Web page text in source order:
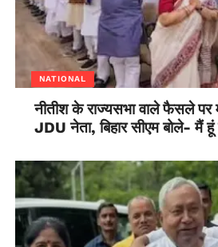
NATIONAL
नीतीश के राज्यसभा वाले फैसले पर
JDU नेता, बिहार सीएम बोले- मैं